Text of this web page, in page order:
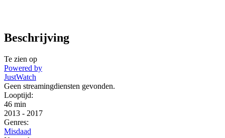
Beschrijving
Te zien op
Powered by
JustWatch
Geen streamingdiensten gevonden.
Looptijd:
46 min
2013 - 2017
Genres:
Misdaad